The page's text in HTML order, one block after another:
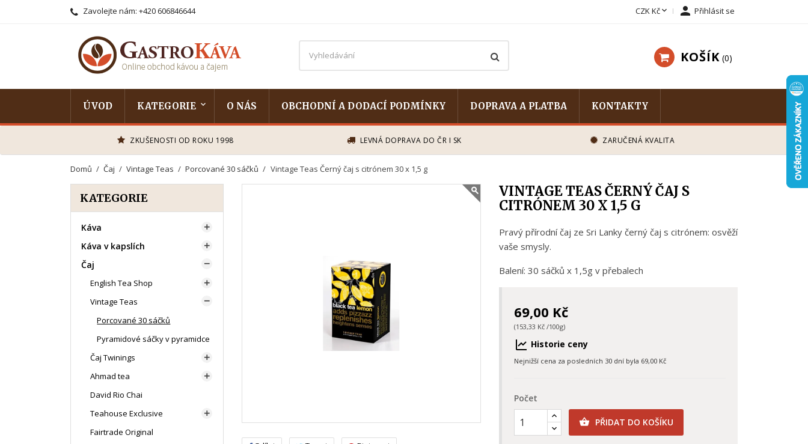
Zavolejte nám: +420 606846644 CZK Kč  Přihlásit se
KOŠÍK 0
ÚVOD KATEGORIE O NÁS OBCHODNÍ A DODACÍ PODMÍNKY DOPRAVA A PLATBA KONTAKTY
ZKUŠENOSTI OD ROKU 1998 LEVNÁ DOPRAVA DO ČR I SK ZARUČENÁ KVALITA
Domů Čaj Vintage Teas Porcované 30 sáčků Vintage Teas Černý čaj s citrónem 30 x 1,5 g
KATEGORIE
Káva 
Káva v kapslích 
Čaj 
English Tea Shop 
Vintage Teas 
Porcované 30 sáčků
Pyramidové sáčky v pyramidce
Čaj Twinings

Ahmad tea 
David Rio Chai
Teahouse Exclusive

Fairtrade Original
VINTAGE TEAS ČERNÝ ČAJ S
CITRÓNEM 30 X 1,5 G
Pravý přírodní čaj ze Sri Lanky černý čaj s citrónem: osvěží
vaše smysly.
Balení: 30 sáčků x 1,5g v přebalech
69,00 Kč
(153,33 Kč /100g)
Historie ceny
Nejnižší cena za posledních 30 dní byla 69,00 Kč
Počet
 PŘIDAT DO KOŠÍKU